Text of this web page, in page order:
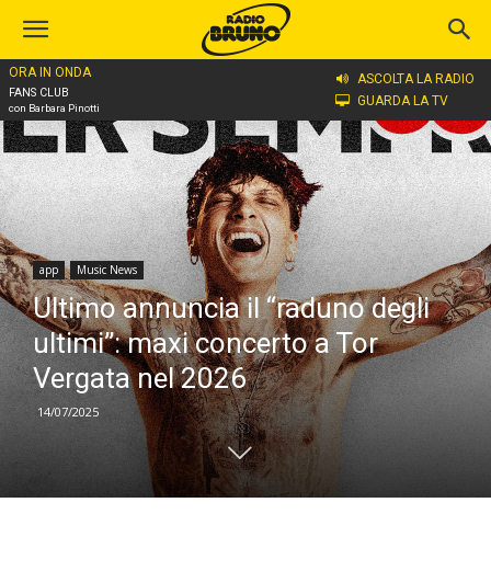
ORA IN ONDA
FANS CLUB
con Barbara Pinotti
ASCOLTA LA RADIO
GUARDA LA TV
Home
app Music News
Ultimo annuncia il “raduno degli
ultimi”: maxi concerto a Tor
Vergata nel 2026
14/07/2025